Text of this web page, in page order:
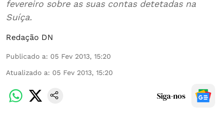
fevereiro sobre as suas contas detetadas na
Suíça.
Redação DN
Publicado a: 05 Fev 2013, 15:20
Atualizado a: 05 Fev 2013, 15:20
Siga-nos